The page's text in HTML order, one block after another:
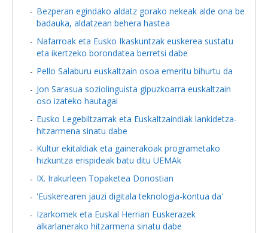
Bezperan egindako aldatz gorako nekeak alde ona be
badauka, aldatzean behera hastea
Nafarroak eta Eusko Ikaskuntzak euskerea sustatu
eta ikertzeko borondatea berretsi dabe
Pello Salaburu euskaltzain osoa emeritu bihurtu da
Jon Sarasua soziolinguista gipuzkoarra euskaltzain
oso izateko hautagai
Eusko Legebiltzarrak eta Euskaltzaindiak lankidetza-
hitzarmena sinatu dabe
Kultur ekitaldiak eta gainerakoak programetako
hizkuntza erispideak batu ditu UEMAk
IX. Irakurleen Topaketea Donostian
'Euskerearen jauzi digitala teknologia-kontua da'
Izarkomek eta Euskal Herrian Euskerazek
alkarlanerako hitzarmena sinatu dabe